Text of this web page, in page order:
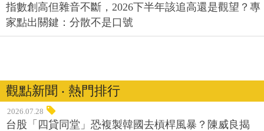
指數創高但雜音不斷，2026下半年該追高還是觀望？專
家點出關鍵：分散不是口號
觀點新聞 ‧ 熱門排行
2026.07.28
台股「四貸同堂」恐複製韓國去槓桿風暴？陳威良揭